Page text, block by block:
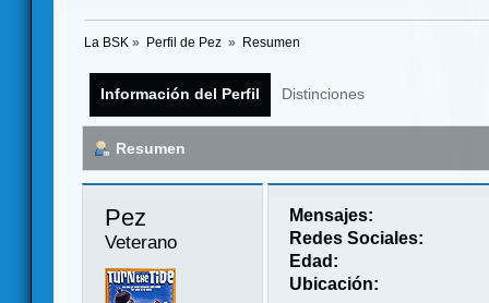
La BSK » Perfil de Pez » Resumen
Información del Perfil Distinciones
Resumen
Pez
Veterano
Mensajes:
Redes Sociales:
Edad:
Ubicación: